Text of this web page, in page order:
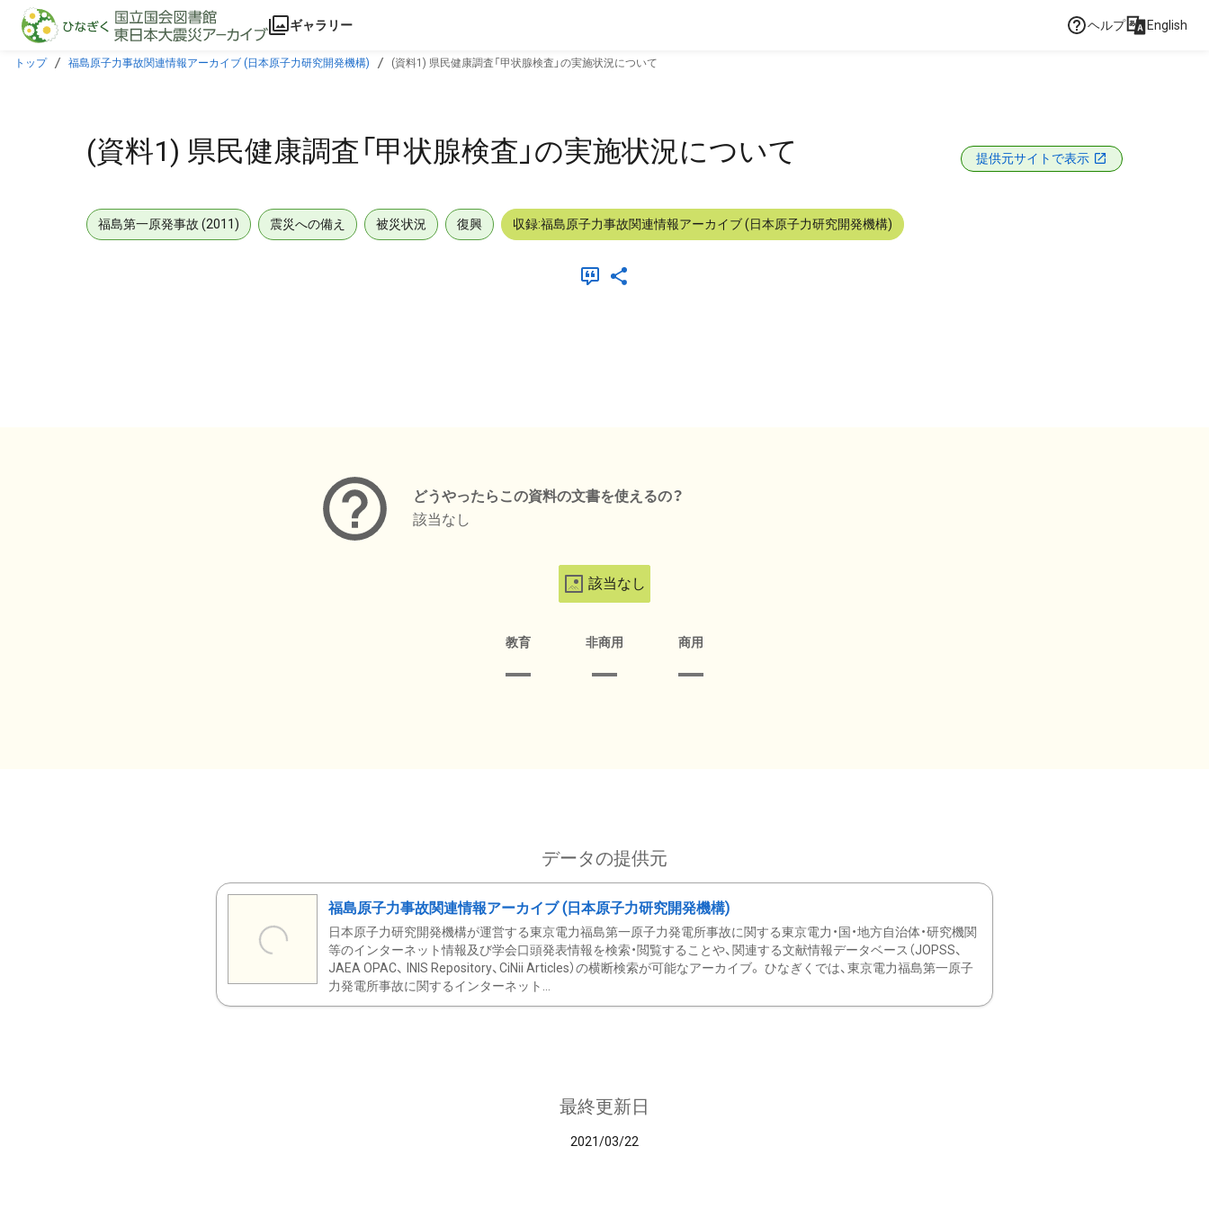
本文に飛ぶ
ギャラリー ヘルプ English
トップ 福島原子力事故関連情報アーカイブ (日本原子力研究開発機構) (資料1) 県民健康調査「甲状腺検査」の実施状況について
(資料1) 県民健康調査「甲状腺検査」の実施状況について 提供元サイトで表示
福島第一原発事故 (2011) 震災への備え 被災状況 復興 収録:福島原子力事故関連情報アーカイブ (日本原子力研究開発機構)
どうやったらこの資料の文書を使えるの？
該当なし
該当なし
教育 非商用 商用
データの提供元
福島原子力事故関連情報アーカイブ (日本原子力研究開発機構)
日本原子力研究開発機構が運営する東京電力福島第一原子力発電所事故に関する東京電力・国・地方自治体・研究機関
等のインターネット情報及び学会口頭発表情報を検索・閲覧することや、関連する文献情報データベース（JOPSS、
JAEA OPAC、 INIS Repository、CiNii Articles）の横断検索が可能なアーカイブ。 ひなぎくでは、東京電力福島第一原子
力発電所事故に関するインターネット...
最終更新日
2021/03/22